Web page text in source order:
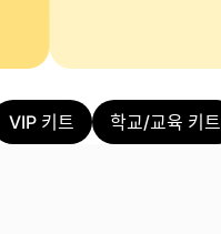
VIP 키트 학교/교육 키트